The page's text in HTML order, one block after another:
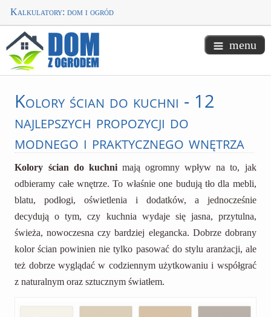
Kalkulatory: dom i ogród
menu
Kolory ścian do kuchni - 12
najlepszych propozycji do
modnego i praktycznego wnętrza
Kolory ścian do kuchnimają ogromny wpływ na to, jak
odbieramy całe wnętrze. To właśnie one budują tło dla mebli,
blatu, podłogi, oświetlenia i dodatków, a jednocześnie
decydują o tym, czy kuchnia wydaje się jasna, przytulna,
świeża, nowoczesna czy bardziej elegancka. Dobrze dobrany
kolor ścian powinien nie tylko pasować do stylu aranżacji, ale
też dobrze wyglądać w codziennym użytkowaniu i współgrać
z naturalnym oraz sztucznym światłem.